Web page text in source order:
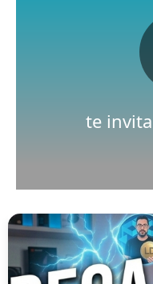
te
Nuestro